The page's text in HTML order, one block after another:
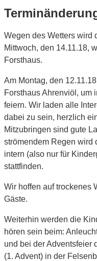
Wegen des Wetters wird
Mittwoch, den 14.11.18,
Forsthaus.
Am Montag, den
Forsthaus Ahrenviöl, um
feiern. Wir laden alle
dabei zu sein, herzlich
Mitzubringen sind gute
strömendem Regen wird
intern (also nur für
stattfinden.
Wir hoffen auf trockenes
Gäste.
Weiterhin werden die
hören sein beim:
und bei der Adventsfeier
(1. Advent) in der